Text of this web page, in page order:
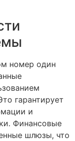
номер один
гарантирует
и
Финансовые
шлюзы, что